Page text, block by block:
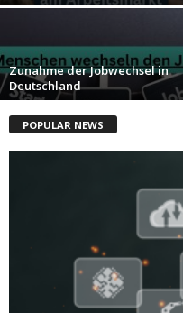
Zunahme der Jobwechsel in
Deutschland
POPULAR NEWS